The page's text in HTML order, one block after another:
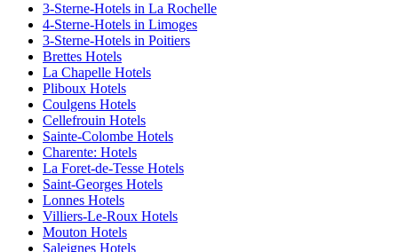
3-Sterne-Hotels in La Rochelle
4-Sterne-Hotels in Limoges
3-Sterne-Hotels in Poitiers
Brettes Hotels
La Chapelle Hotels
Pliboux Hotels
Coulgens Hotels
Cellefrouin Hotels
Sainte-Colombe Hotels
Charente: Hotels
La Foret-de-Tesse Hotels
Saint-Georges Hotels
Lonnes Hotels
Villiers-Le-Roux Hotels
Mouton Hotels
Saleignes Hotels